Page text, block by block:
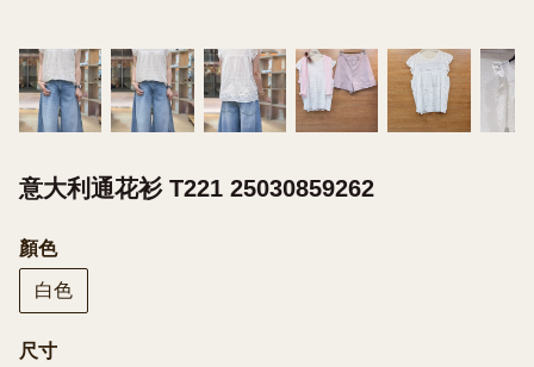
意大利通花衫 T221 25030859262
顏色
白色
尺寸